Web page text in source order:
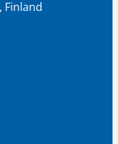
Finland